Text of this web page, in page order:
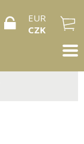
EUR
CZK